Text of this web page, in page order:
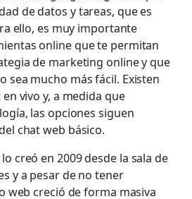
de datos y tareas, que es
ello, es muy importante
online que te permitan
de marketing online y que
sea mucho más fácil. Existen
vivo y, a medida que
las opciones siguen
chat web básico.
creó en 2009 desde la sala de
y a pesar de no tener
web creció de forma masiva